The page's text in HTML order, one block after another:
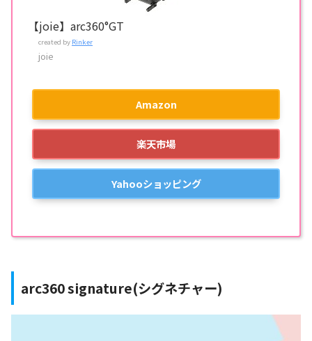
【joie】arc360°GT
created by Rinker
joie
Amazon
楽天市場
Yahooショッピング
arc360 signature(シグネチャー)